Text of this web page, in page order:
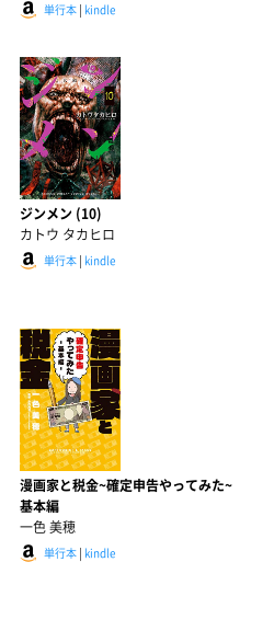
単行本| kindle
ジンメン (10)
カトウ タカヒロ
単行本| kindle
漫画家と税金~確定申告やってみた~
基本編
一色 美穂
単行本| kindle